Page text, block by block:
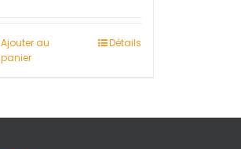
Ajouter au
panier
Détails